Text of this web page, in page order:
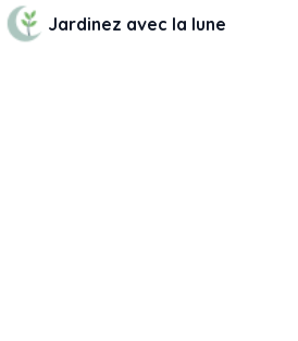
Jardinez avec la lune